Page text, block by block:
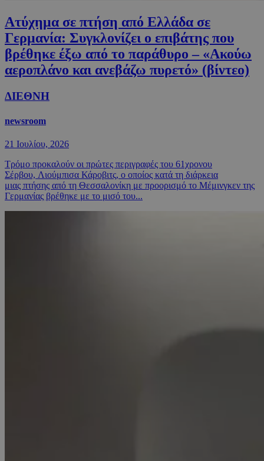
Ατύχημα σε πτήση από Ελλάδα σε
Γερμανία: Συγκλονίζει ο επιβάτης που
βρέθηκε έξω από το παράθυρο – «Ακούω
αεροπλάνο και ανεβάζω πυρετό» (βίντεο)
ΔΙΕΘΝΗ
newsroom
21 Ιουλίου, 2026
Τρόμο προκαλούν οι πρώτες περιγραφές του 61χρονου
Σέρβου, Λιούμπισα Κάροβιτς, ο οποίος κατά τη διάρκεια
μιας πτήσης από τη Θεσσαλονίκη με προορισμό το Μέμινγκεν της
Γερμανίας βρέθηκε με το μισό του...